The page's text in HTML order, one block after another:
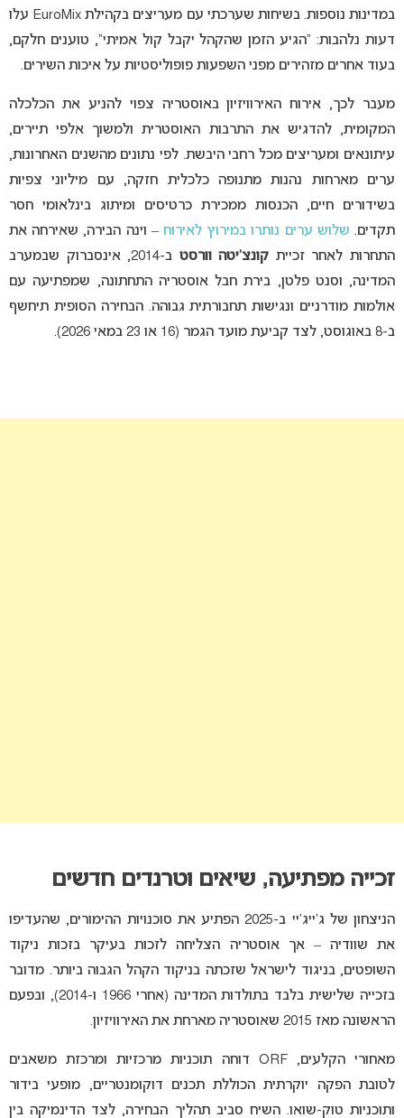
במדינות נוספות. בשיחות שערכתי עם מעריצים בקהילת EuroMix עלו
דעות נלהבות: “הגיע הזמן שהקהל יקבל קול אמיתי”, טוענים חלקם,
בעוד אחרים מזהירים מפני השפעות פופוליסטיות על איכות השירים.
מעבר לכך, אירוח האירוויזיון באוסטריה צפוי להניע את הכלכלה
המקומית, להדגיש את התרבות האוסטרית ולמשוך אלפי תיירים,
עיתונאים ומעריצים מכל רחבי היבשת. לפי נתונים מהשנים האחרונות,
ערים מארחות נהנות מתנופה כלכלית חזקה, עם מיליוני צפיות
בשידורים חיים, הכנסות ממכירת כרטיסים ומיתוג בינלאומי חסר
תקדים. שלוש ערים נותרו במירוץ לאירוח – וינה הבירה, שאירחה את
התחרות לאחר זכיית קונצ’יטה וורסט
ב-2014, אינסברוק שבמערב
המדינה, וסנט פלטן, בירת חבל אוסטריה התחתונה, שמפתיעה עם
אולמות מודרניים ונגישות תחבורתית גבוהה. הבחירה הסופית תיחשף
ב-8 באוגוסט, לצד קביעת מועד הגמר (16 או 23 במאי 2026).
זכייה מפתיעה, שיאים וטרנדים חדשים
הניצחון של ג’ייג’יי ב-2025 הפתיע את סוכנויות ההימורים, שהעדיפו
את שוודיה – אך אוסטריה הצליחה לזכות בעיקר בזכות ניקוד
השופטים, בניגוד לישראל שזכתה בניקוד הקהל הגבוה ביותר. מדובר
בזכייה שלישית בלבד בתולדות המדינה (אחרי 1966 ו-2014), ובפעם
הראשונה מאז 2015 שאוסטריה מארחת את האירוויזיון.
מאחורי הקלעים, ORF דוחה תוכניות מרכזיות ומרכזת משאבים
לטובת הפקה יוקרתית הכוללת תכנים דוקומנטריים, מופעי בידור
ותוכניות טוק-שואו. השיח סביב תהליך הבחירה, לצד הדינמיקה בין